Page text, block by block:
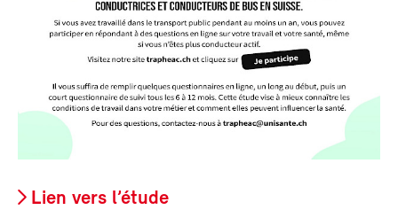
Lien vers l’étude